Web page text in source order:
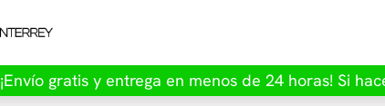
¡Envío gratis y entrega en menos de 24 horas! Si